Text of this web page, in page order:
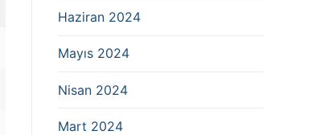
Haziran 2024
Mayıs 2024
Nisan 2024
Mart 2024